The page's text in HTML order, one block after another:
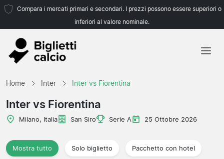
Compara i mercati primari e secondari. I prezzi possono essere superiori o
inferiori al valore nominale.
Home Inter Inter vs Fiorentina
Inter vs Fiorentina
Milano, Italia San Siro Serie A 25 Ottobre 2026
Mostra tutto Solo biglietto Pacchetto con hotel